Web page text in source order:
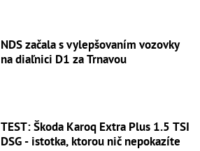
NDS začala s vylepšovaním vozovky
na diaľnici D1 za Trnavou
TEST: Škoda Karoq Extra Plus 1.5 TSI
DSG - istotka, ktorou nič nepokazíte